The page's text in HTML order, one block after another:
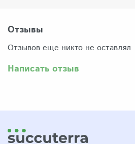
Отзывы
Отзывов еще никто не оставлял
Написать отзыв